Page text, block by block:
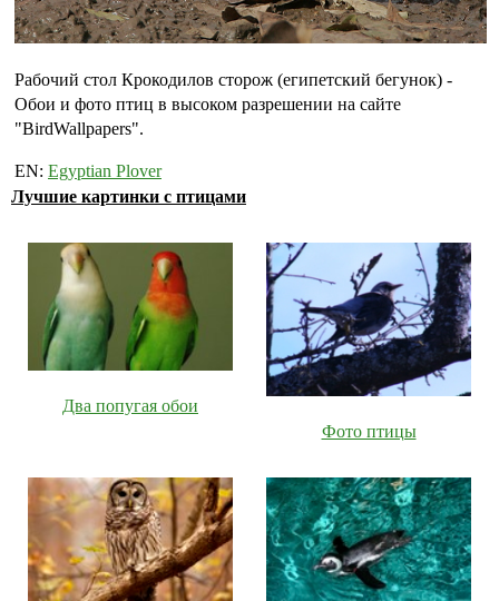
Рабочий стол Крокодилов сторож (египетский бегунок) -
Обои и фото птиц в высоком разрешении на сайте
"BirdWallpapers".
EN: Egyptian Plover
Лучшие картинки с птицами
Два попугая обои
Фото птицы